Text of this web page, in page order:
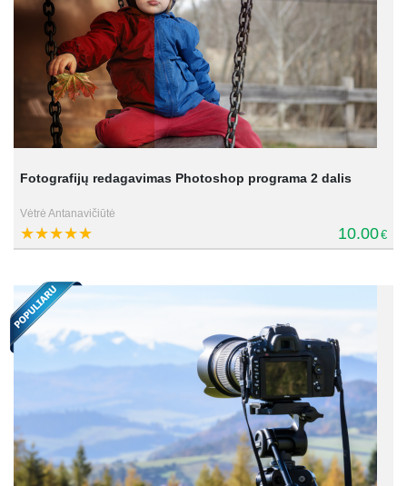
Fotografijų redagavimas Photoshop programa 2 dalis
Vėtrė Antanavičiūtė
10.00€